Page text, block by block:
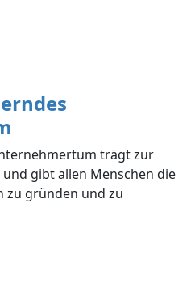
trägt zur
gibt allen Menschen die
zu gründen und zu